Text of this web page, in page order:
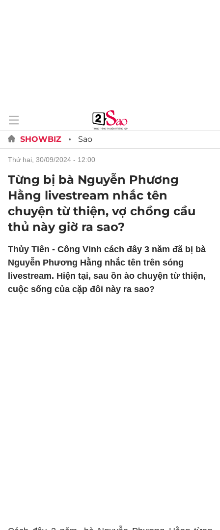
SHOWBIZ Sao
thứ hai, 30/09/2024 - 12:00
Từng bị bà Nguyễn Phương
Hằng livestream nhắc tên
chuyện từ thiện, vợ chồng cầu
thủ này giờ ra sao?
Thủy Tiên - Công Vinh cách đây 3 năm đã bị bà
Nguyễn Phương Hằng nhắc tên trên sóng
livestream. Hiện tại, sau ồn ào chuyện từ thiện,
cuộc sống của cặp đôi này ra sao?